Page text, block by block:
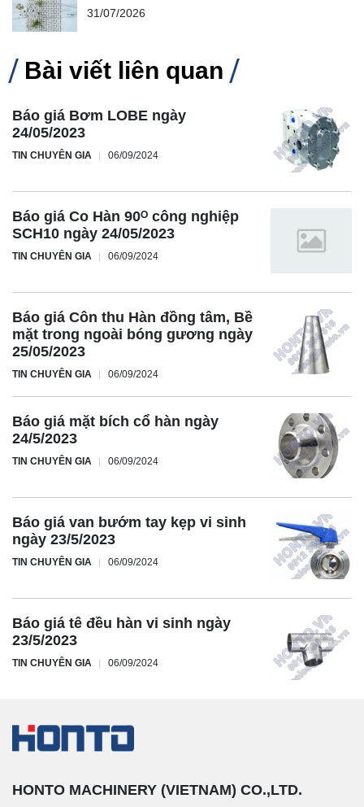
31/07/2026
Bài viết liên quan
Báo giá Bơm LOBE ngày
24/05/2023
TIN CHUYÊN GIA 06/09/2024
Báo giá Co Hàn 90ᴼ công nghiệp
SCH10 ngày 24/05/2023
TIN CHUYÊN GIA 06/09/2024
Báo giá Côn thu Hàn đồng tâm, Bề
mặt trong ngoài bóng gương ngày
25/05/2023
TIN CHUYÊN GIA 06/09/2024
Báo giá mặt bích cổ hàn ngày
24/5/2023
TIN CHUYÊN GIA 06/09/2024
Báo giá van bướm tay kẹp vi sinh
ngày 23/5/2023
TIN CHUYÊN GIA 06/09/2024
Báo giá tê đều hàn vi sinh ngày
23/5/2023
TIN CHUYÊN GIA 06/09/2024
HONTO MACHINERY (VIETNAM) CO.,LTD.